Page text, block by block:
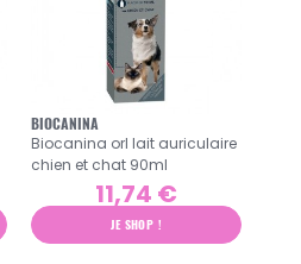
BIOCANINA
Biocanina orl lait auriculaire
chien et chat 90ml
11,74 €
JE SHOP !